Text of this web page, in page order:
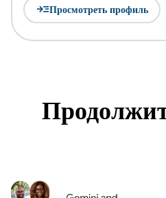
read_moreПросмотреть профиль